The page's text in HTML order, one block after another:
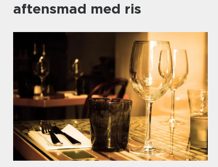
aftensmad med ris